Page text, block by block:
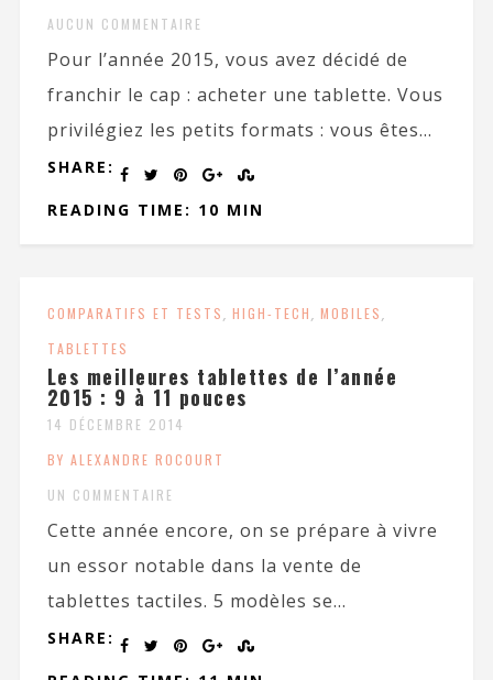
AUCUN COMMENTAIRE
Pour l’année 2015, vous avez décidé de
franchir le cap : acheter une tablette. Vous
privilégiez les petits formats : vous êtes...
SHARE:
READING TIME: 10 MIN
COMPARATIFS ET TESTS, HIGH-TECH, MOBILES,
TABLETTES
Les meilleures tablettes de l’année
2015 : 9 à 11 pouces
14 DÉCEMBRE 2014
BY ALEXANDRE ROCOURT
UN COMMENTAIRE
Cette année encore, on se prépare à vivre
un essor notable dans la vente de
tablettes tactiles. 5 modèles se...
SHARE: